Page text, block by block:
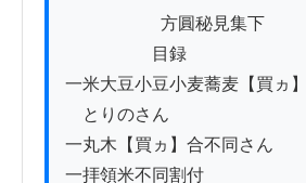
目録
一米大豆小豆小麦蕎麦【買ヵ
とりのさん
一丸木【買ヵ】合不同さん
一拝領米不同割付